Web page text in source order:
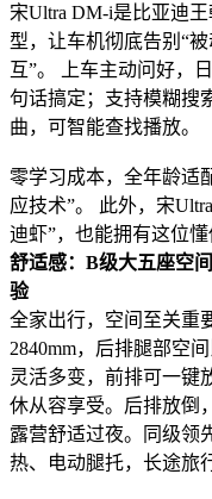
宋Ultra DM-i是比亚迪
型，让车机彻底告别“
互”。 上车主动问好，
句话搞定；支持模糊搜
曲，可智能查找播放。
零学习成本，全年龄适
应技术”。 此外，宋
迪虾”，也能拥有这位懂
舒适感：B级大五座空
验
全家出行，空间至关重
2840mm，后排腿部空
灵活多变，前排可一键
休从容享受。后排放倒
露营舒适过夜。同级领
热、电动腿托，长途旅